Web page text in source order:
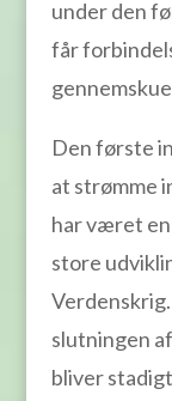
under den
får
Den første
at strømme
har været
store
slutningen
bliver